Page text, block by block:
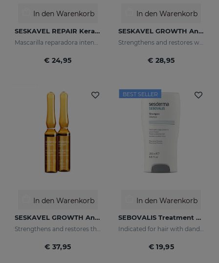
In den Warenkorb
SESKAVEL REPAIR Keratin-Haarkur
€ 24,95
In den Warenkorb
SESKAVEL GROWTH Anti-Haarausfall-Lotion
€ 28,95
In den Warenkorb
SESKAVEL GROWTH Anti-Haarausfall-Ampullen
Strengthens and restores the damaged structure of the most fragile and brittle hair while it activates its growth
€ 37,95
BEST SELLER
In den Warenkorb
SEBOVALIS Treatment Shampoo
Indicated for hair with dandruff and seborrhea
€ 19,95